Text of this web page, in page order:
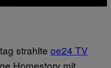
strahlte oe24 TV
Homestory mit